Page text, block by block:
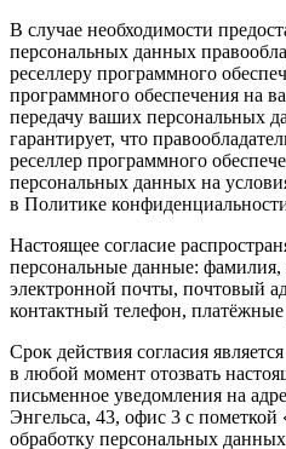
В случае необходимости
персональных данных
реселлеру программного
программного обеспечения на
передачу ваших персональных
гарантирует, что
реселлер программного
персональных данных на
в Политике
Настоящее согласие
персональные данные: фамилия,
электронной почты, почтовый
контактный телефон,
Срок действия согласия
в любой момент отозвать
письменное уведомления на
Энгельса, 43, офис 3 с пометкой
обработку персональных